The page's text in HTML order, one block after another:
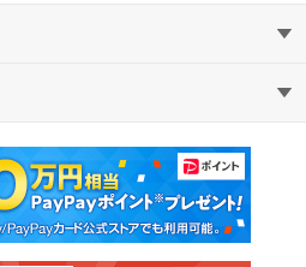
中古マンション
中古一戸建て
教えて！住まいの先生